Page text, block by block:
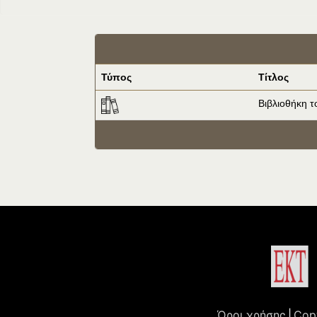
Τύπος Τίτλος
Βιβλιοθήκη